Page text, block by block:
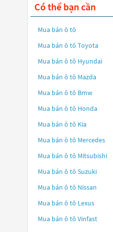
Có thể bạn cần
Mua bán ô tô
Mua bán ô tô Toyota
Mua bán ô tô Hyundai
Mua bán ô tô Mazda
Mua bán ô tô Bmw
Mua bán ô tô Honda
Mua bán ô tô Kia
Mua bán ô tô Mercedes
Mua bán ô tô Mitsubishi
Mua bán ô tô Suzuki
Mua bán ô tô Nissan
Mua bán ô tô Lexus
Mua bán ô tô Vinfast